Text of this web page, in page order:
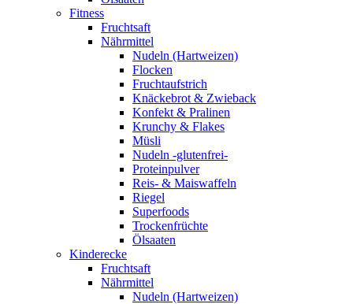
Fitness
Fruchtsaft
Nährmittel
Nudeln (Hartweizen)
Flocken
Fruchtaufstrich
Knäckebrot & Zwieback
Konfekt & Pralinen
Krunchy & Flakes
Müsli
Nudeln -glutenfrei-
Proteinpulver
Reis- & Maiswaffeln
Riegel
Superfoods
Trockenfrüchte
Ölsaaten
Kinderecke
Fruchtsaft
Nährmittel
Nudeln (Hartweizen)